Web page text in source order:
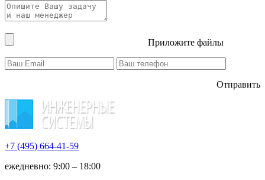
Приложите файлы
Отправить
+7 (495) 664-41-59
ежедневно: 9:00 – 18:00